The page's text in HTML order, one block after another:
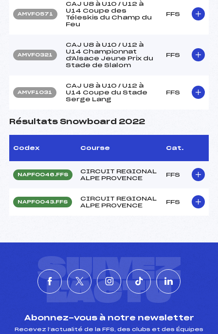
AMVF0571
CAJ U8 à U10 / U12 à
U14 Coupe des
Téleskis du Champ du
Feu
FFS
AMVF0321
CAJ U8 à U10 / U12 à
U14 Championnat
d'Alsace Jeune Prix du
Stade de Slalom
FFS
AMVF1031
CAJ U8 à U10 / U12 à
U14 Coupe du Stade
Serge Lang
FFS
Résultats Snowboard 2022
Codex Course Cat.
NAPF0046.FFS
CIRCUIT REGIONAL
ALPE PROVENCE
FFS
NAPF0043.FFS
CIRCUIT REGIONAL
ALPE PROVENCE
FFS
SUIVEZ
L'ACTU
Abonnez-vous à notre newsletter
Recevez l’actualité de la FFS, des clubs et des Équipes